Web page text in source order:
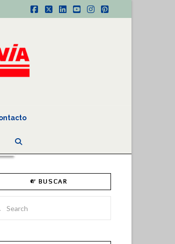
Facebook
X LinkedIn
YouTube
Instagram
Pinterest
BUSCAR